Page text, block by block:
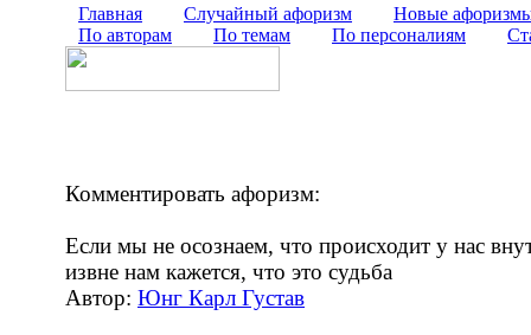
Главная Случайный афоризм
Новые
По авторам
По темам По персоналиям
Комментировать афоризм:
Если мы не осознаем, что происходит у нас
извне нам кажется, что это судьба
Автор: Юнг Карл Густав